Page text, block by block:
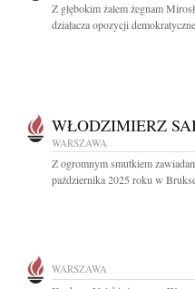
Z głębokim żalem żegnam
działacza opozycji
WŁODZIMIERZ
WARSZAWA
Z ogromnym smutkiem
października 2025 roku w
WARSZAWA